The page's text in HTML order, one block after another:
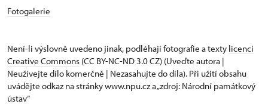
Fotogalerie
Není-li výslovně uvedeno jinak, podléhají fotografie a texty licenci
Creative Commons (CC BY-NC-ND 3.0 CZ) (Uveďte autora |
Neužívejte dílo komerčně | Nezasahujte do díla). Při užití obsahu
uvádějte odkaz na stránky www.npu.cz a „zdroj: Národní památkový
ústav“